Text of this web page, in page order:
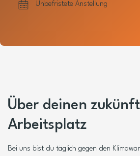
Unbefristete Anstellung
Über deinen
Arbeitsplatz
Bei uns bist du täglich gegen den